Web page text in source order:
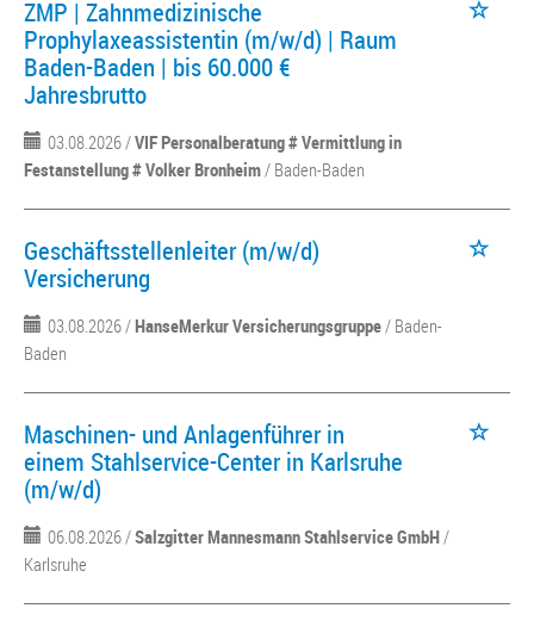
ZMP | Zahnmedizinische
Prophylaxeassistentin (m/w/d) | Raum
Baden-Baden | bis 60.000 €
Jahresbrutto
03.08.2026 /VIF Personalberatung # Vermittlung in
Festanstellung # Volker Bronheim/ Baden-Baden
Geschäftsstellenleiter (m/w/d)
Versicherung
03.08.2026 /HanseMerkur Versicherungsgruppe/ Baden-
Baden
Maschinen- und Anlagenführer in
einem Stahlservice-Center in Karlsruhe
(m/w/d)
06.08.2026 /Salzgitter Mannesmann Stahlservice GmbH/
Karlsruhe